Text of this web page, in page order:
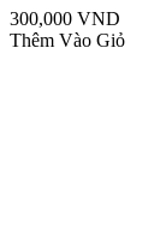
300,000 VND
Thêm Vào Giỏ